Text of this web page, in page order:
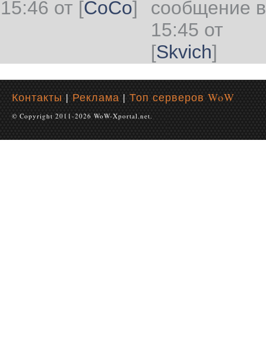
15:46 от [CoCo]
сообщение в
15:45 от
[Skvich]
Контакты | Реклама | Топ серверов WoW
© Copyright 2011-2026 WoW-Xportal.net.